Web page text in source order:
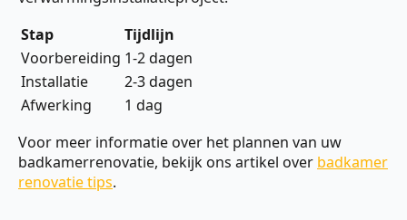
Stap
Tijdlijn
Voorbereiding 1-2 dagen
Installatie
2-3 dagen
Afwerking
1 dag
Voor meer informatie over het plannen van uw
badkamerrenovatie, bekijk ons artikel over badkamer
renovatie tips.